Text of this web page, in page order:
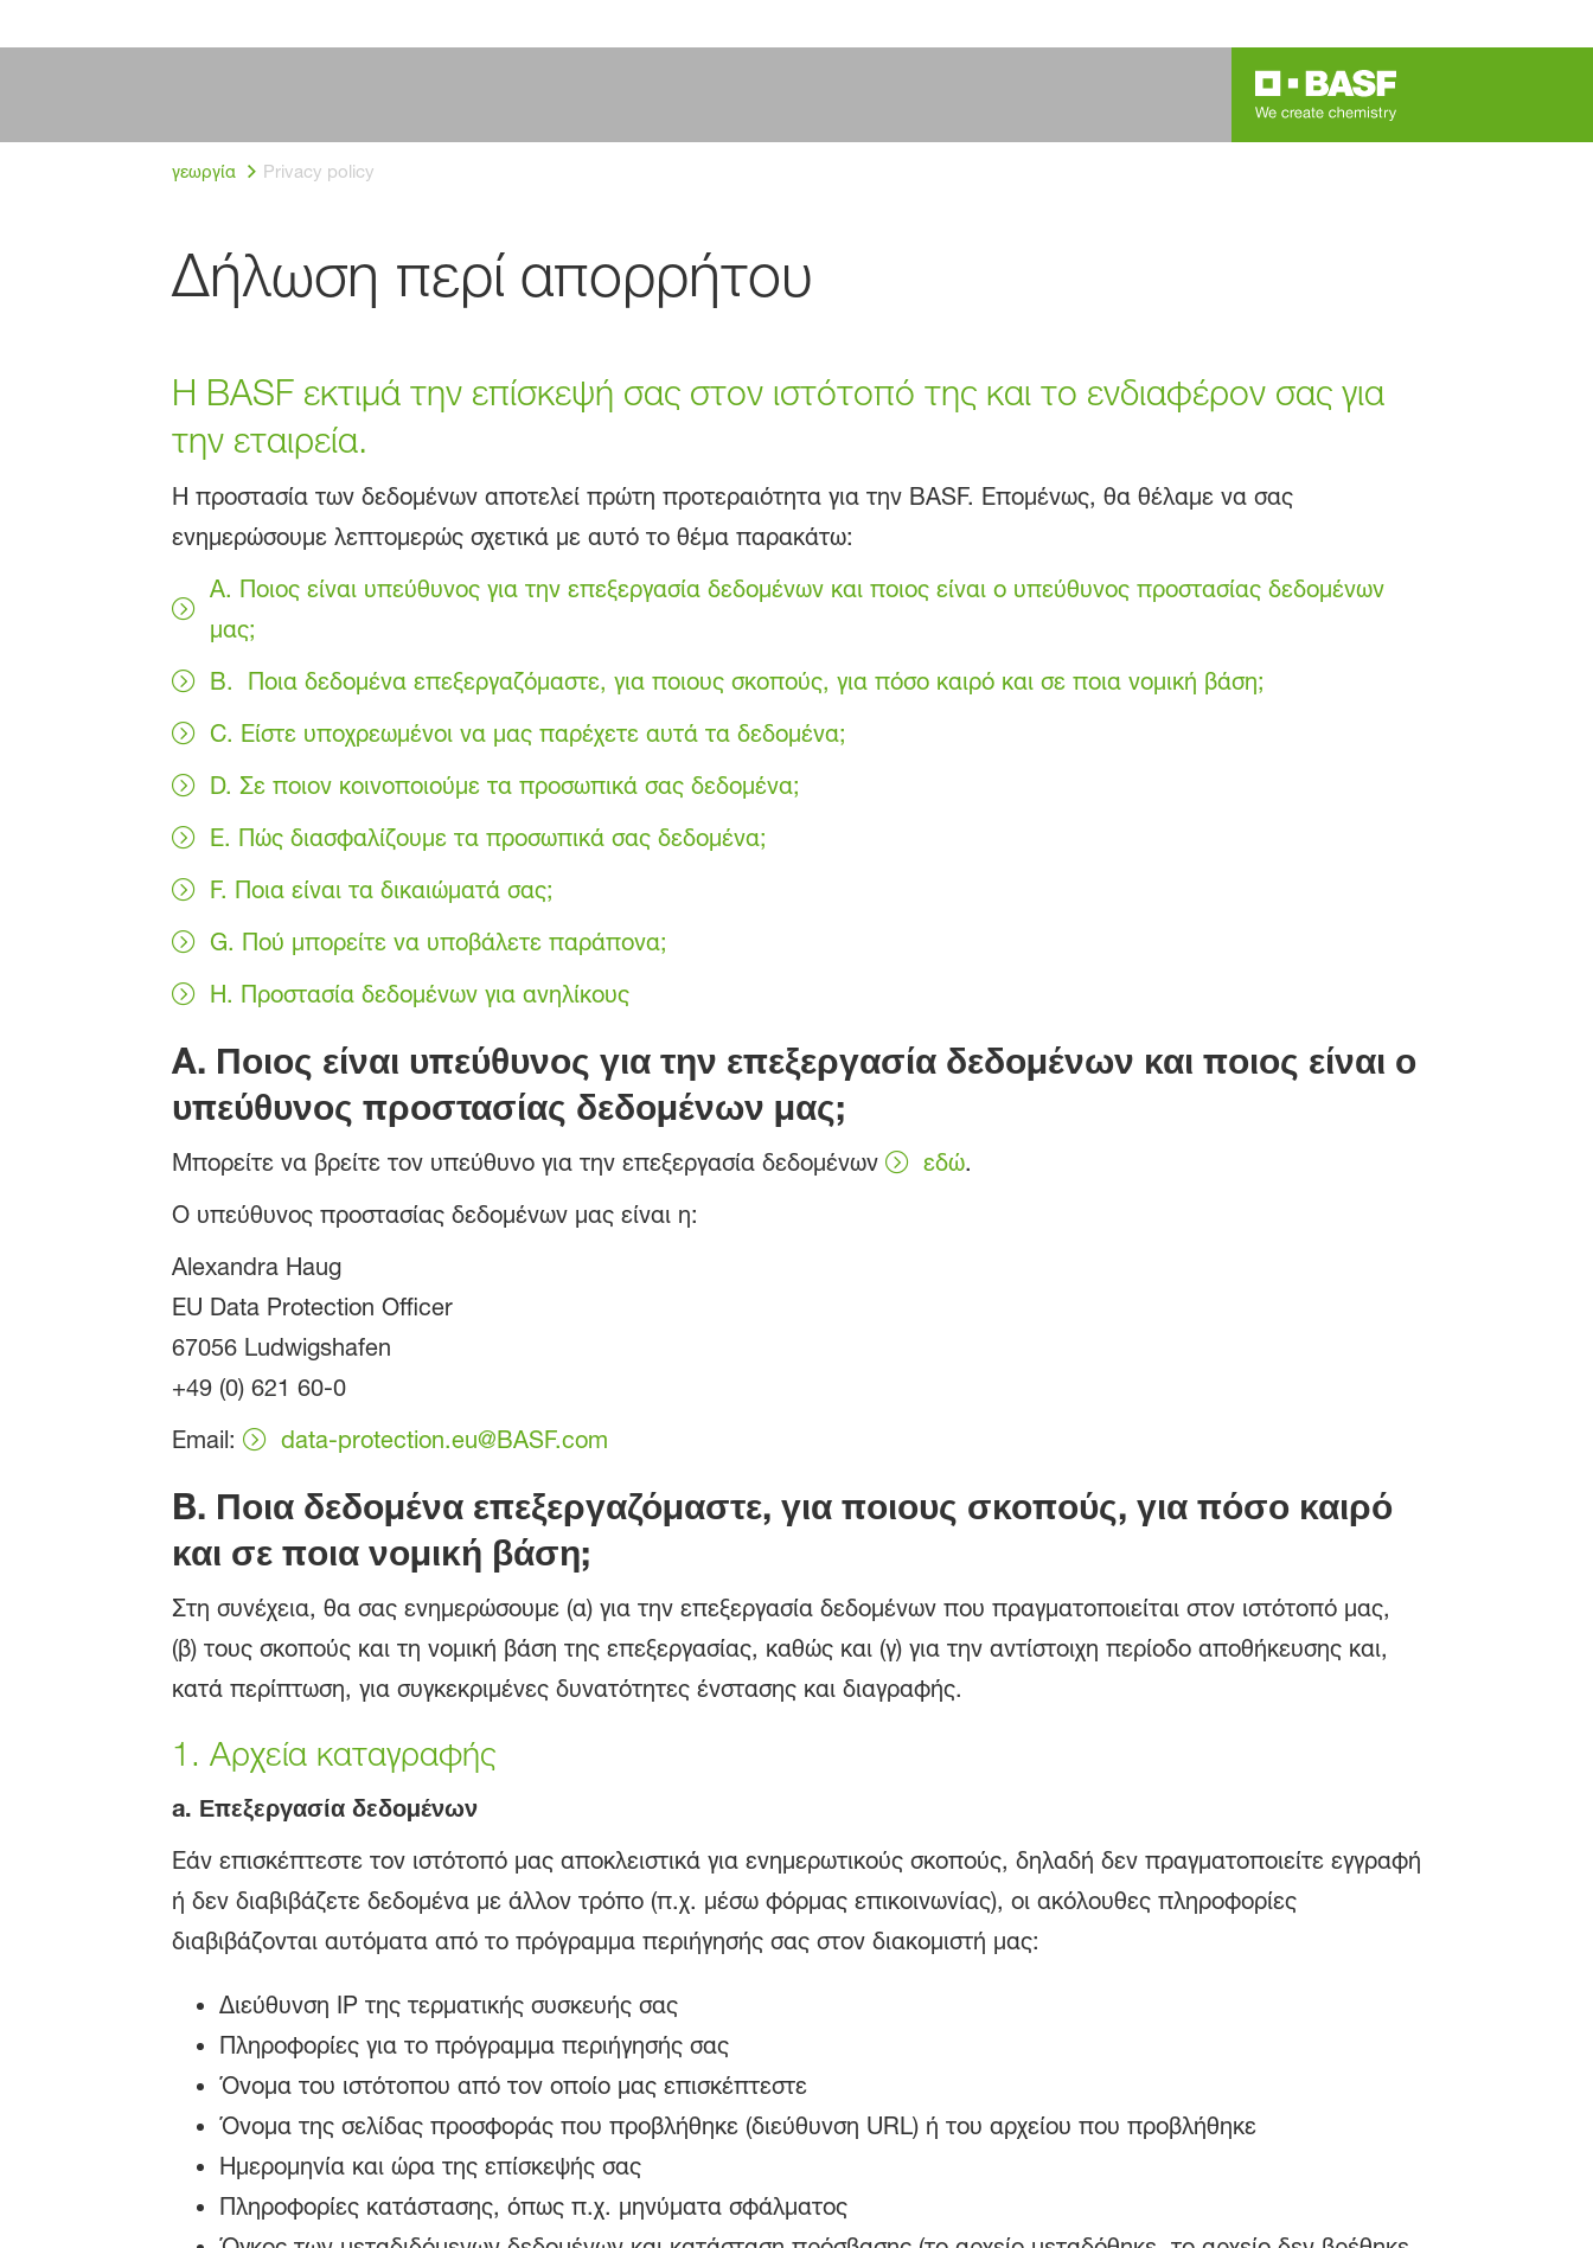
γεωργία Privacy policy
Δήλωση περί απορρήτου
Η BASF εκτιμά την επίσκεψή σας στον ιστότοπό της και το ενδιαφέρον σας για
την εταιρεία.
Η προστασία των δεδομένων αποτελεί πρώτη προτεραιότητα για την BASF. Επομένως, θα θέλαμε να σας
ενημερώσουμε λεπτομερώς σχετικά με αυτό το θέμα παρακάτω:
A. Ποιος είναι υπεύθυνος για την επεξεργασία δεδομένων και ποιος είναι ο υπεύθυνος προστασίας δεδομένων
μας;
B. Ποια δεδομένα επεξεργαζόμαστε, για ποιους σκοπούς, για πόσο καιρό και σε ποια νομική βάση;
C. Είστε υποχρεωμένοι να μας παρέχετε αυτά τα δεδομένα;
D. Σε ποιον κοινοποιούμε τα προσωπικά σας δεδομένα;
E. Πώς διασφαλίζουμε τα προσωπικά σας δεδομένα;
F. Ποια είναι τα δικαιώματά σας;
G. Πού μπορείτε να υποβάλετε παράπονα;
H. Προστασία δεδομένων για ανηλίκους
A. Ποιος είναι υπεύθυνος για την επεξεργασία δεδομένων και ποιος είναι ο
υπεύθυνος προστασίας δεδομένων μας;
Μπορείτε να βρείτε τον υπεύθυνο για την επεξεργασία δεδομένων εδώ.
Ο υπεύθυνος προστασίας δεδομένων μας είναι η:
Alexandra Haug
EU Data Protection Officer
67056 Ludwigshafen
+49 (0) 621 60-0
Email:
data-protection.eu@BASF.com
B. Ποια δεδομένα επεξεργαζόμαστε, για ποιους σκοπούς, για πόσο καιρό
και σε ποια νομική βάση;
Στη συνέχεια, θα σας ενημερώσουμε (α) για την επεξεργασία δεδομένων που πραγματοποιείται στον ιστότοπό μας,
(β) τους σκοπούς και τη νομική βάση της επεξεργασίας, καθώς και (γ) για την αντίστοιχη περίοδο αποθήκευσης και,
κατά περίπτωση, για συγκεκριμένες δυνατότητες ένστασης και διαγραφής.
1. Αρχεία καταγραφής
a. Επεξεργασία δεδομένων
Εάν επισκέπτεστε τον ιστότοπό μας αποκλειστικά για ενημερωτικούς σκοπούς, δηλαδή δεν πραγματοποιείτε εγγραφή
ή δεν διαβιβάζετε δεδομένα με άλλον τρόπο (π.χ. μέσω φόρμας επικοινωνίας), οι ακόλουθες πληροφορίες
διαβιβάζονται αυτόματα από το πρόγραμμα περιήγησής σας στον διακομιστή μας:
Διεύθυνση IP της τερματικής συσκευής σας
Πληροφορίες για το πρόγραμμα περιήγησής σας
Όνομα του ιστότοπου από τον οποίο μας επισκέπτεστε
Όνομα της σελίδας προσφοράς που προβλήθηκε (διεύθυνση URL) ή του αρχείου που προβλήθηκε
Ημερομηνία και ώρα της επίσκεψής σας
Πληροφορίες κατάστασης, όπως π.χ. μηνύματα σφάλματος